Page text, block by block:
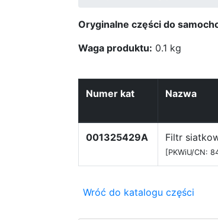
Oryginalne części do
Waga produktu: 0.1 kg
Numer kat Nazwa
001325429A Filtr
[PKWiU/CN:
Wróć do katalogu części